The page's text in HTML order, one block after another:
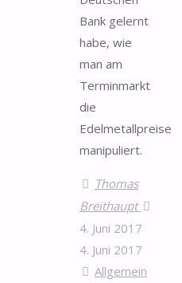
Bank gelernt
habe, wie
man am
Terminmarkt
die
Edelmetallpreise
manipuliert.
Thomas
Breithaupt
4. Juni 2017
4. Juni 2017
Allgemein